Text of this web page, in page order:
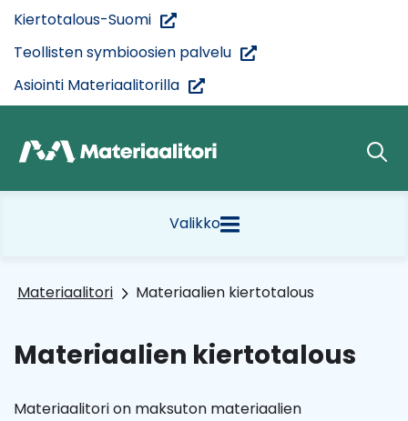
Siirry
Kiertotalous-Suomi (siirryt
toiseen
Teollisten symbioosien palvelu (siirryt
palveluun)
Asiointi Materiaalitorilla (siirryt
toiseen
Etusivu
Valikko
Materiaalitori Materiaalien kiertotalous
Materiaalien kiertotalous
Materiaalitori on maksuton materiaalien